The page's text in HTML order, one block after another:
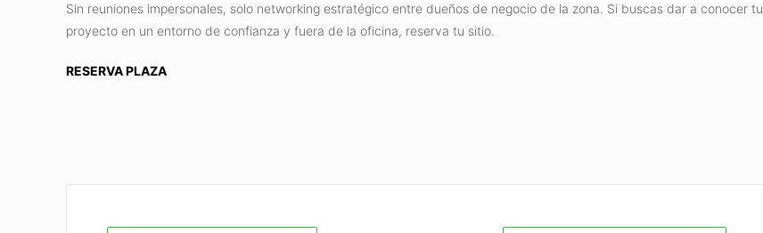
Sin reuniones impersonales, solo networking estratégico entre dueños de negocio de la zona. Si buscas dar a conocer tu
proyecto en un entorno de confianza y fuera de la oficina, reserva tu sitio.
RESERVA PLAZA